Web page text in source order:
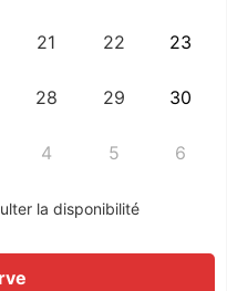
21 22 23
28 29 30
4 5 6
la disponibilité